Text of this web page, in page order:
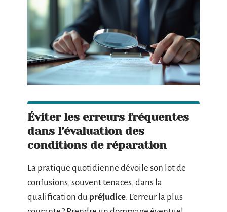
Éviter les erreurs fréquentes
dans l’évaluation des
conditions de réparation
La pratique quotidienne dévoile son lot de
confusions, souvent tenaces, dans la
qualification du préjudice. L’erreur la plus